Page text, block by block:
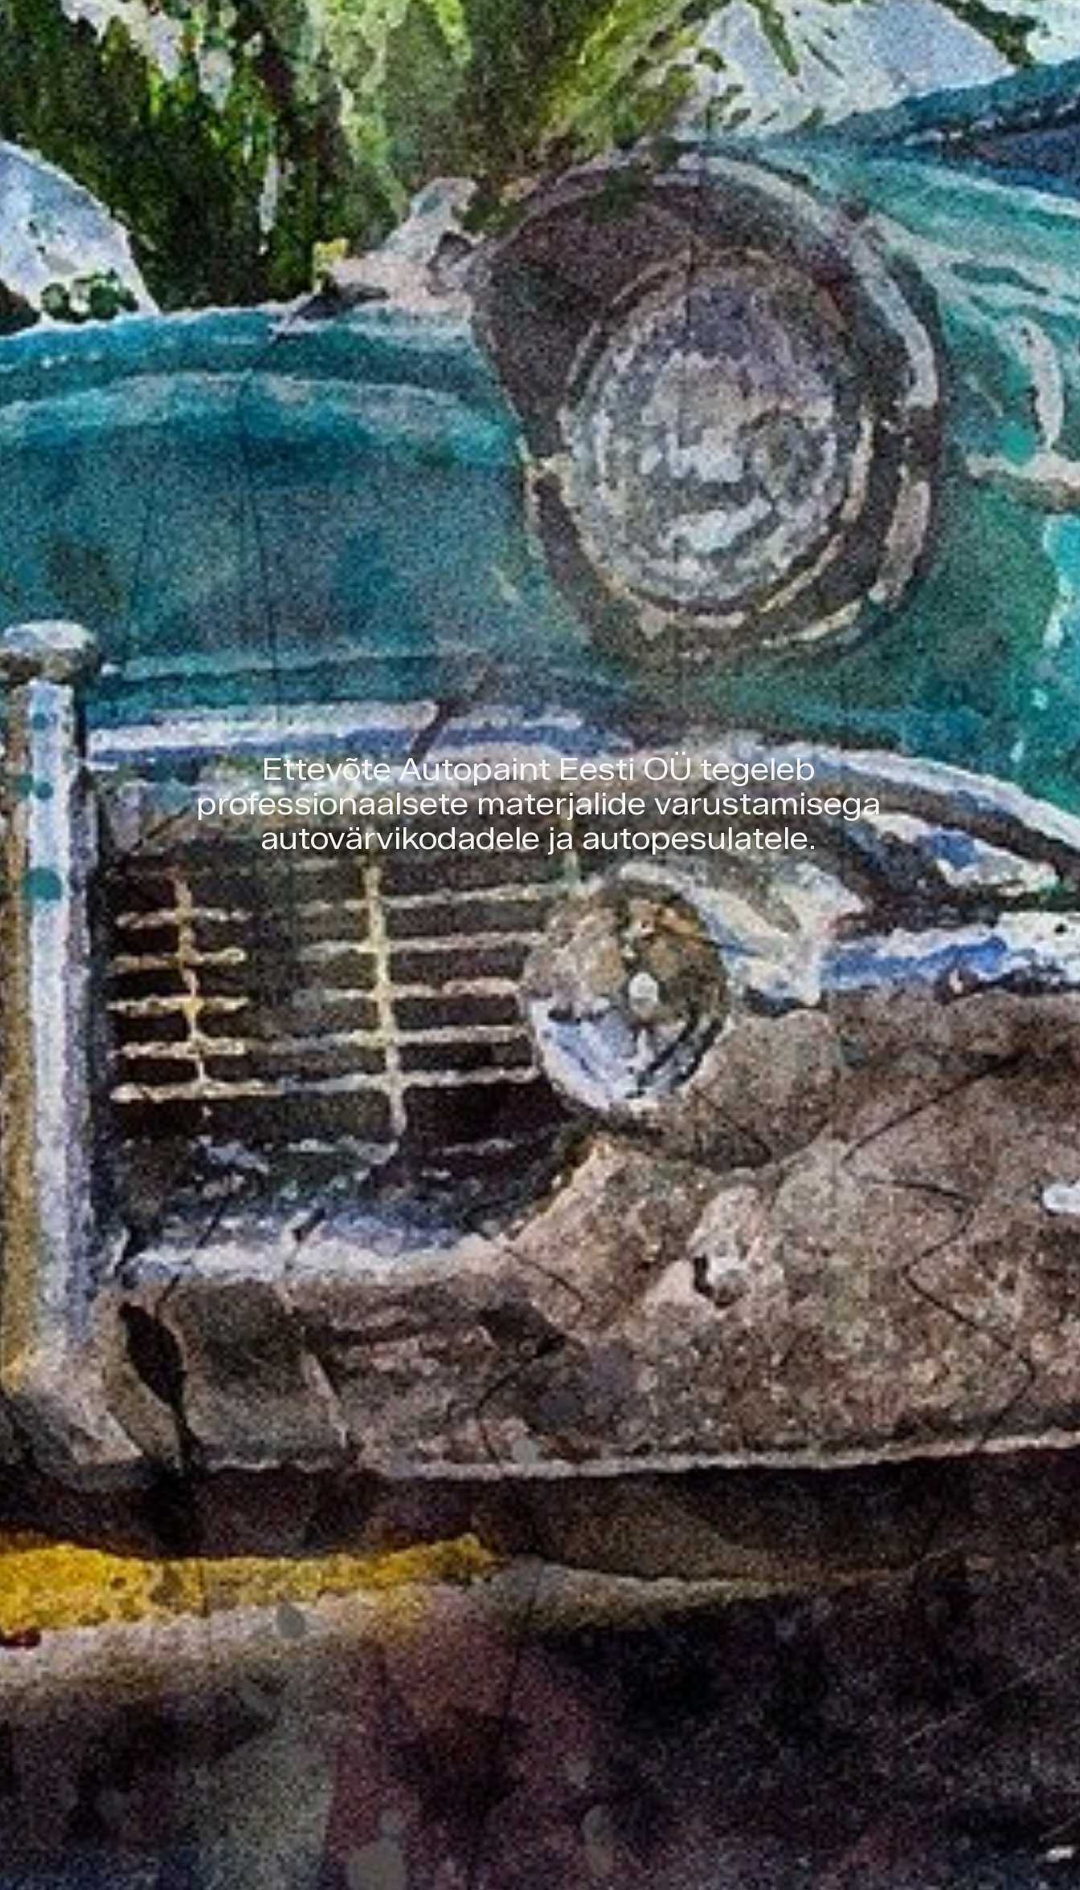
Ettevõte Autopaint Eesti OÜ tegeleb
professionaalsete materjalide varustamisega
autovärvikodadele ja autopesulatele.